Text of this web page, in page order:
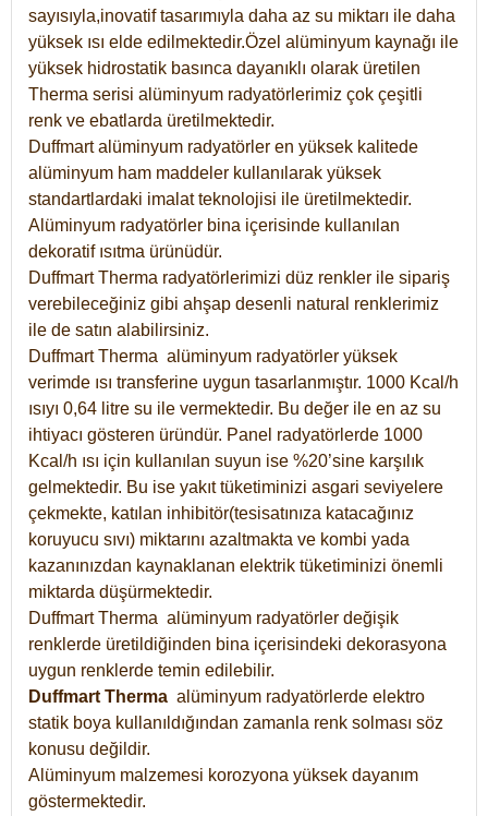
sayısıyla,inovatif tasarımıyla daha az su miktarı ile daha
yüksek ısı elde edilmektedir.Özel alüminyum kaynağı ile
yüksek hidrostatik basınca dayanıklı olarak üretilen
Therma serisi alüminyum radyatörlerimiz çok çeşitli
renk ve ebatlarda üretilmektedir.
Duffmart alüminyum radyatörler en yüksek kalitede
alüminyum ham maddeler kullanılarak yüksek
standartlardaki imalat teknolojisi ile üretilmektedir.
Alüminyum radyatörler bina içerisinde kullanılan
dekoratif ısıtma ürünüdür.
Duffmart Therma radyatörlerimizi düz renkler ile sipariş
verebileceğiniz gibi ahşap desenli natural renklerimiz
ile de satın alabilirsiniz.
Duffmart Therma alüminyum radyatörler yüksek
verimde ısı transferine uygun tasarlanmıştır. 1000 Kcal/h
ısıyı 0,64 litre su ile vermektedir. Bu değer ile en az su
ihtiyacı gösteren üründür. Panel radyatörlerde 1000
Kcal/h ısı için kullanılan suyun ise %20’sine karşılık
gelmektedir. Bu ise yakıt tüketiminizi asgari seviyelere
çekmekte, katılan inhibitör(tesisatınıza katacağınız
koruyucu sıvı) miktarını azaltmakta ve kombi yada
kazanınızdan kaynaklanan elektrik tüketiminizi önemli
miktarda düşürmektedir.
Duffmart Therma alüminyum radyatörler değişik
renklerde üretildiğinden bina içerisindeki dekorasyona
uygun renklerde temin edilebilir.
Duffmart Therma alüminyum radyatörlerde elektro
statik boya kullanıldığından zamanla renk solması söz
konusu değildir.
Alüminyum malzemesi korozyona yüksek dayanım
göstermektedir.